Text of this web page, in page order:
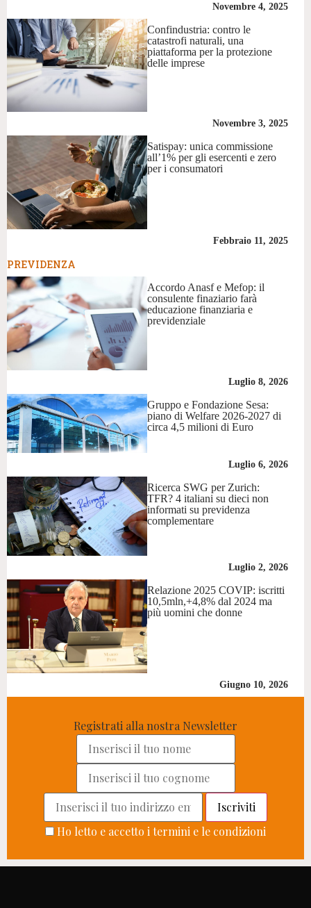
Novembre 4, 2025
Confindustria: contro le
catastrofi naturali, una
piattaforma per la protezione
delle imprese
Novembre 3, 2025
Satispay: unica commissione
all’1% per gli esercenti e zero
per i consumatori
Febbraio 11, 2025
PREVIDENZA
Accordo Anasf e Mefop: il
consulente finaziario farà
educazione finanziaria e
previdenziale
Luglio 8, 2026
Gruppo e Fondazione Sesa:
piano di Welfare 2026-2027 di
circa 4,5 milioni di Euro
Luglio 6, 2026
Ricerca SWG per Zurich:
TFR? 4 italiani su dieci non
informati su previdenza
complementare
Luglio 2, 2026
Relazione 2025 COVIP: iscritti
10,5mln,+4,8% dal 2024 ma
più uomini che donne
Giugno 10, 2026
Registrati alla nostra Newsletter
Ho letto e accetto i termini e le condizioni